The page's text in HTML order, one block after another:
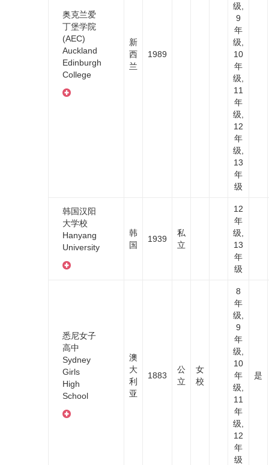
奥克兰爱
丁堡学院
(AEC)
Auckland
Edinburgh
College
新
西
兰
1989
级,
9
年
级,
10
年
级,
11
年
级,
12
年
级,
13
年
级
韩国汉阳
大学校
Hanyang
University
韩
国
1939
私
立
12
年
级,
13
年
级
悉尼女子
高中
Sydney
Girls
High
School
澳
大
利
亚
1883
公
立
女
校
8
年
级,
9
年
级,
10
年
级,
11
年
级,
12
年
级
是